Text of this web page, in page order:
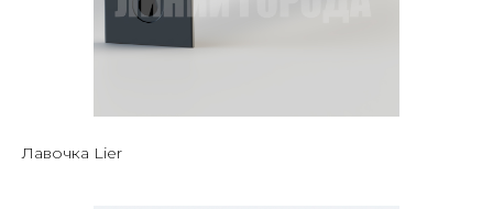
Лавочка Lier